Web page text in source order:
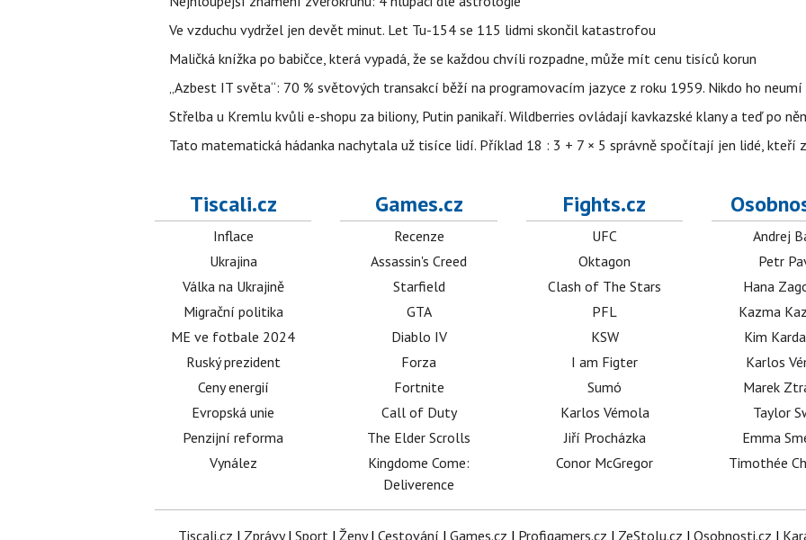
Ve vzduchu vydržel jen devět minut. Let Tu-154 se 115 lidmi skončil katastrofou
Maličká knížka po babičce, která vypadá, že se každou chvíli rozpadne, může mít cenu tisíců korun
„Azbest IT světa“: 70 % světových transakcí běží na programovacím jazyce z roku 1959. Nikdo ho
Střelba u Kremlu kvůli e-shopu za biliony, Putin panikaří. Wildberries ovládají kavkazské klany a teď po
Tato matematická hádanka nachytala už tisíce lidí. Příklad 18 : 3 + 7 × 5 správně spočítají jen lidé, kteří
Tiscali.cz
Inflace
Ukrajina
Válka na Ukrajině
Migrační politika
ME ve fotbale 2024
Ruský prezident
Ceny energií
Evropská unie
Penzijní reforma
Vynález
Games.cz
Recenze
Assassin's Creed
Starfield
GTA
Diablo IV
Forza
Fortnite
Call of Duty
The Elder Scrolls
Kingdome Come:
Deliverence
Fights.cz
UFC
Oktagon
Clash of The Stars
PFL
KSW
I am Figter
Sumó
Karlos Vémola
Jiří Procházka
Conor McGregor
Andrej
Petr
Hana
Kazma
Kim
Karlos
Marek
Taylor
Emma
Timothée
Tiscali.cz | Zprávy| Sport | Ženy| Cestování | Games.cz | Profigamers.cz | ZeStolu.cz | Osobnosti.cz |